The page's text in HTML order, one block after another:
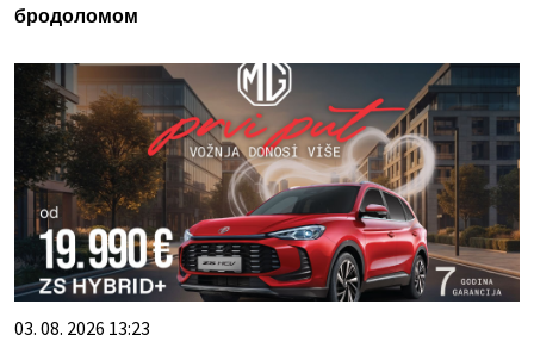
бродоломом
03. 08. 2026 13:23